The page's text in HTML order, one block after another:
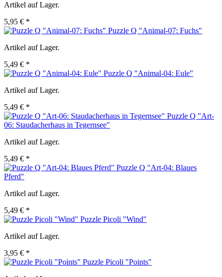
Artikel auf Lager.
5,95 € *
Puzzle Q "Animal-07: Fuchs"
Artikel auf Lager.
5,49 € *
Puzzle Q "Animal-04: Eule"
Artikel auf Lager.
5,49 € *
Puzzle Q "Art-
06: Staudacherhaus in Tegernsee"
Artikel auf Lager.
5,49 € *
Puzzle Q "Art-04: Blaues
Pferd"
Artikel auf Lager.
5,49 € *
Puzzle Picoli "Wind"
Artikel auf Lager.
3,95 € *
Puzzle Picoli "Points"